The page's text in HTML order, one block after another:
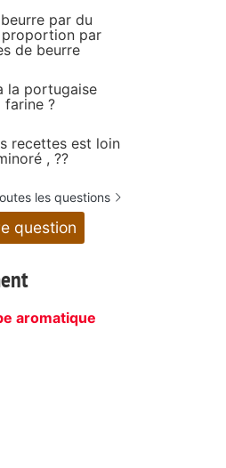
par du
par
de beurre
la portugaise
farine ?
recettes est loin
, ??
les questions
question
aromatique